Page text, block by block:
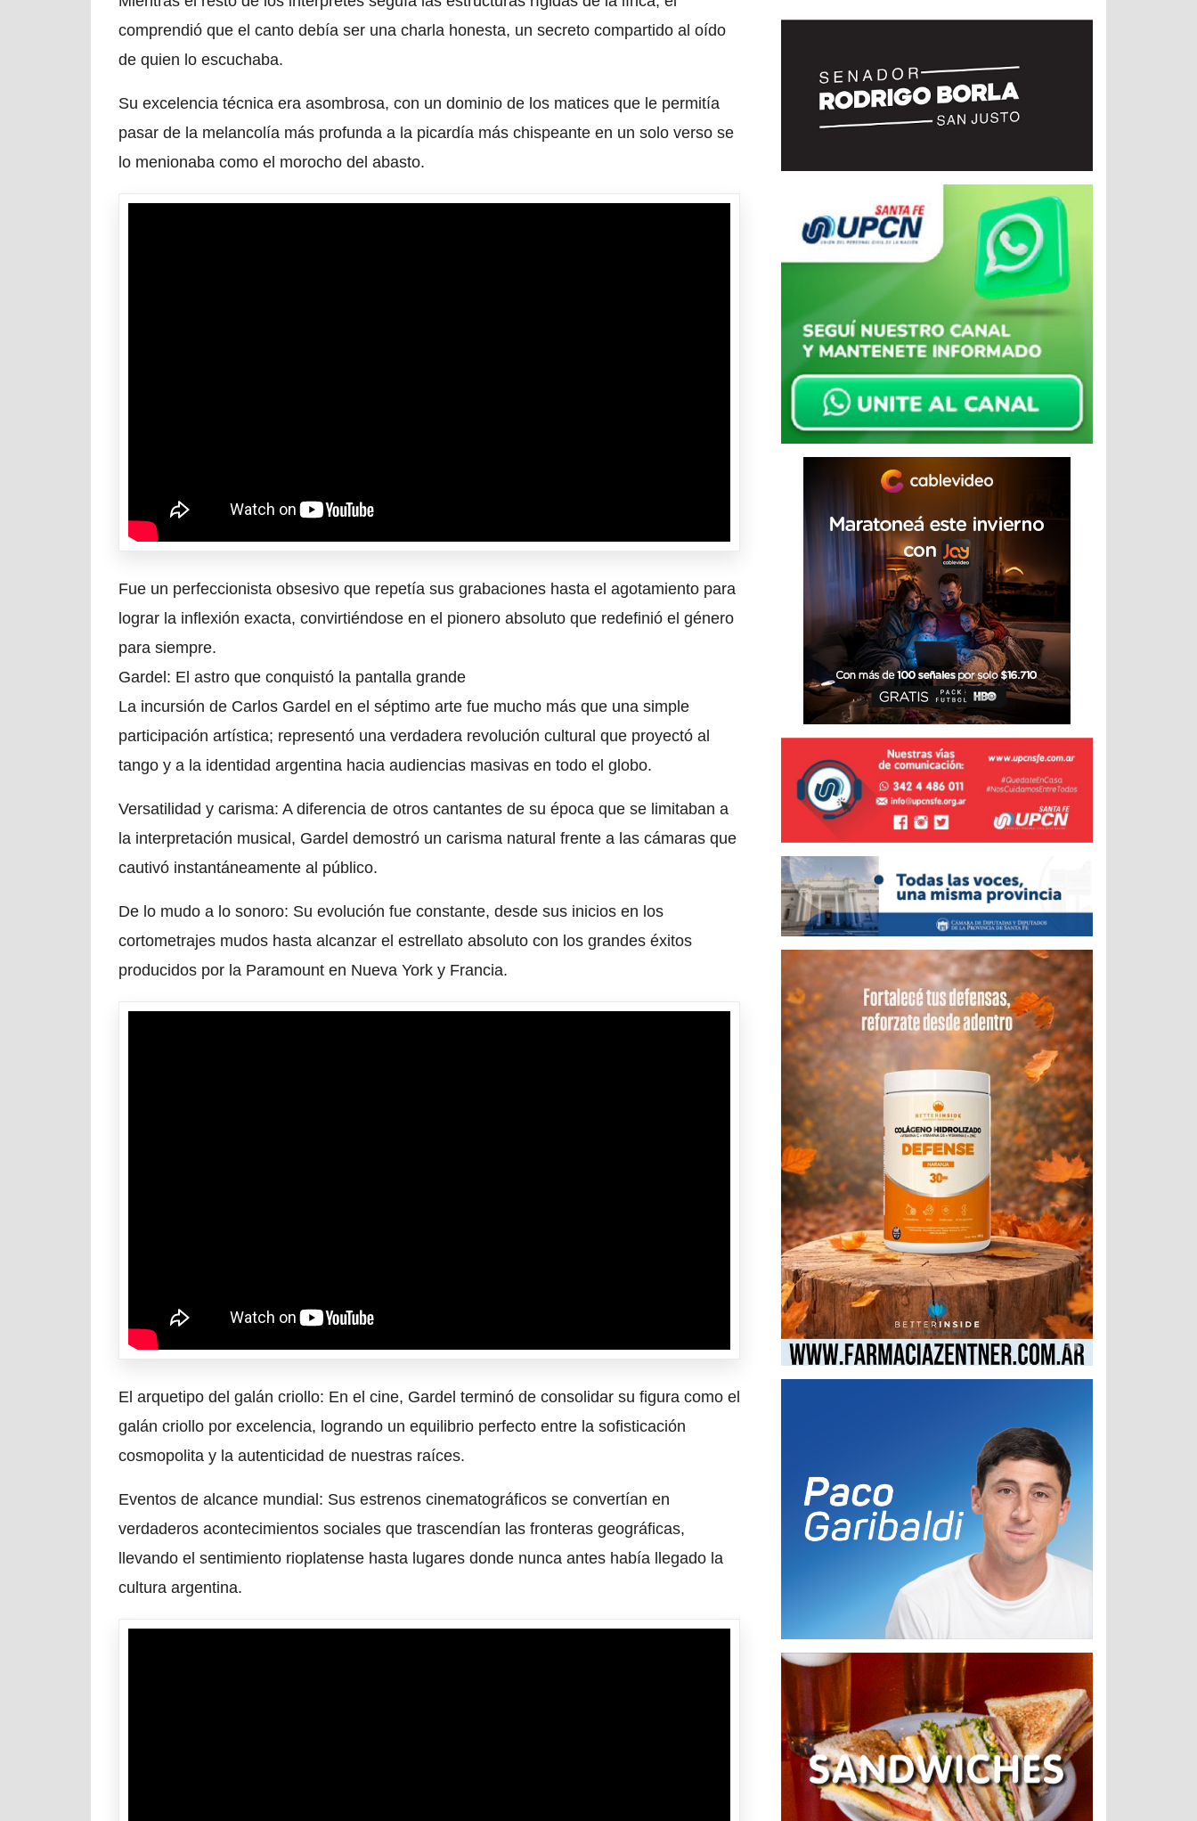
comprendió que el canto debía ser una charla honesta, un secreto compartido al oído
de quien lo escuchaba.
Su excelencia técnica era asombrosa, con un dominio de los matices que le permitía
pasar de la melancolía más profunda a la picardía más chispeante en un solo verso se
lo menionaba como el morocho del abasto.
Fue un perfeccionista obsesivo que repetía sus grabaciones hasta el agotamiento para
lograr la inflexión exacta, convirtiéndose en el pionero absoluto que redefinió el género
para siempre.
Gardel: El astro que conquistó la pantalla grande
La incursión de Carlos Gardel en el séptimo arte fue mucho más que una simple
participación artística; representó una verdadera revolución cultural que proyectó al
tango y a la identidad argentina hacia audiencias masivas en todo el globo.
Versatilidad y carisma: A diferencia de otros cantantes de su época que se limitaban a
la interpretación musical, Gardel demostró un carisma natural frente a las cámaras que
cautivó instantáneamente al público.
De lo mudo a lo sonoro: Su evolución fue constante, desde sus inicios en los
cortometrajes mudos hasta alcanzar el estrellato absoluto con los grandes éxitos
producidos por la Paramount en Nueva York y Francia.
El arquetipo del galán criollo: En el cine, Gardel terminó de consolidar su figura como el
galán criollo por excelencia, logrando un equilibrio perfecto entre la sofisticación
cosmopolita y la autenticidad de nuestras raíces.
Eventos de alcance mundial: Sus estrenos cinematográficos se convertían en
verdaderos acontecimientos sociales que trascendían las fronteras geográficas,
llevando el sentimiento rioplatense hasta lugares donde nunca antes había llegado la
cultura argentina.